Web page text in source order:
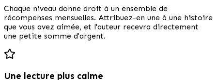
Chaque niveau donne droit à un ensemble de
récompenses mensuelles. Attribuez-en une à une histoire
que vous avez aimée, et l'auteur recevra directement
une petite somme d'argent.
Une lecture plus calme